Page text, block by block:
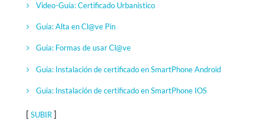
Video-Guía:Certificado Urbanístico
Guía: Alta en Cl@ve Pin
Guía: Formas de usar Cl@ve
Guía: Instalación de certificado en SmartPhone Android
Guia: Instalación de certificado en SmartPhone IOS
[ SUBIR]